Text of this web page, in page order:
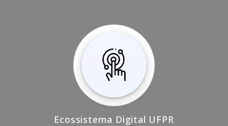
Ecossistema Digital UFPR